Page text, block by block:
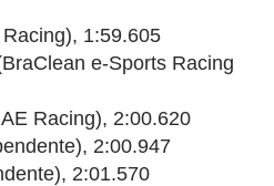
1:59.605
e-Sports Racing
Racing), 2:00.620
2:00.947
2:01.570